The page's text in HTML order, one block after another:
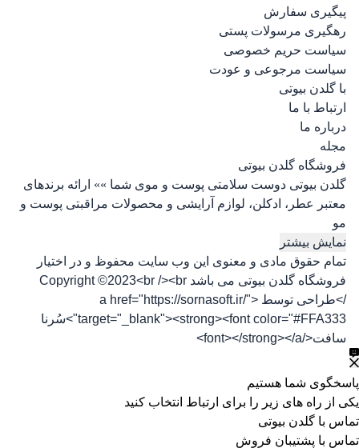
پیگیری سفارش
رهگیری مرسولات پستی
سیاست حریم خصوصی
سیاست مرجوعی و عودت
با گلدن بیوتی
ارتباط با ما
درباره ما
مجله
فروشگاه گلدن بیوتی
گلدن بیوتی دوست سلامتی پوست و موی شما »» ارائه برندهای
معتبر عطر، ادکلن، لوازم آرایشی و محصولات مراقبتی پوست و
مو
نمایش بیشتر
تمام حقوق مادی و معنوی این وب سایت محفوظ و در اختیار
فروشگاه گلدن بیوتی می باشد Copyright ©2023<br /><br
/>طراحی توسط <a href="https://sornasoft.ir/"
target="_blank"><strong><font color="#FFA333">سُرنا
سافت</font></strong></a>
پاسخگوی شما هستیم
یکی از راه های زیر را برای ارتباط انتخاب کنید
تماس با گلدن بیوتی
تماس با پشتیبان فروش